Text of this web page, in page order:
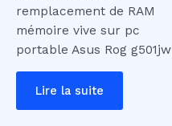
remplacement de RAM
mémoire vive sur pc
portable Asus Rog g501jw
Lire la suite